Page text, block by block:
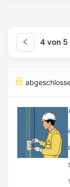
4 von 5